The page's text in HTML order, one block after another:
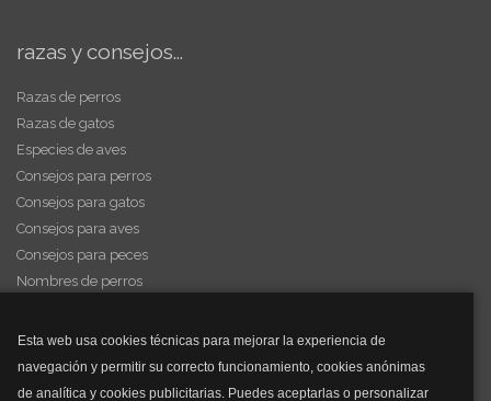
Esta web usa cookies técnicas para mejorar la experiencia de
navegación y permitir su correcto funcionamiento, cookies anónimas
de analítica y cookies publicitarias. Puedes aceptarlas o personalizar
razas y consejos...
Razas de perros
Razas de gatos
Especies de aves
Consejos para perros
Consejos para gatos
Consejos para aves
Consejos para peces
Nombres de perros
y mucho más...